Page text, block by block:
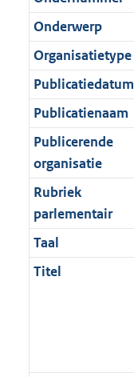
Onderwerp
Organisatietype
Publicatiedatum
Publicatienaam
Publicerende
organisatie
Rubriek
parlementair
Taal
Titel